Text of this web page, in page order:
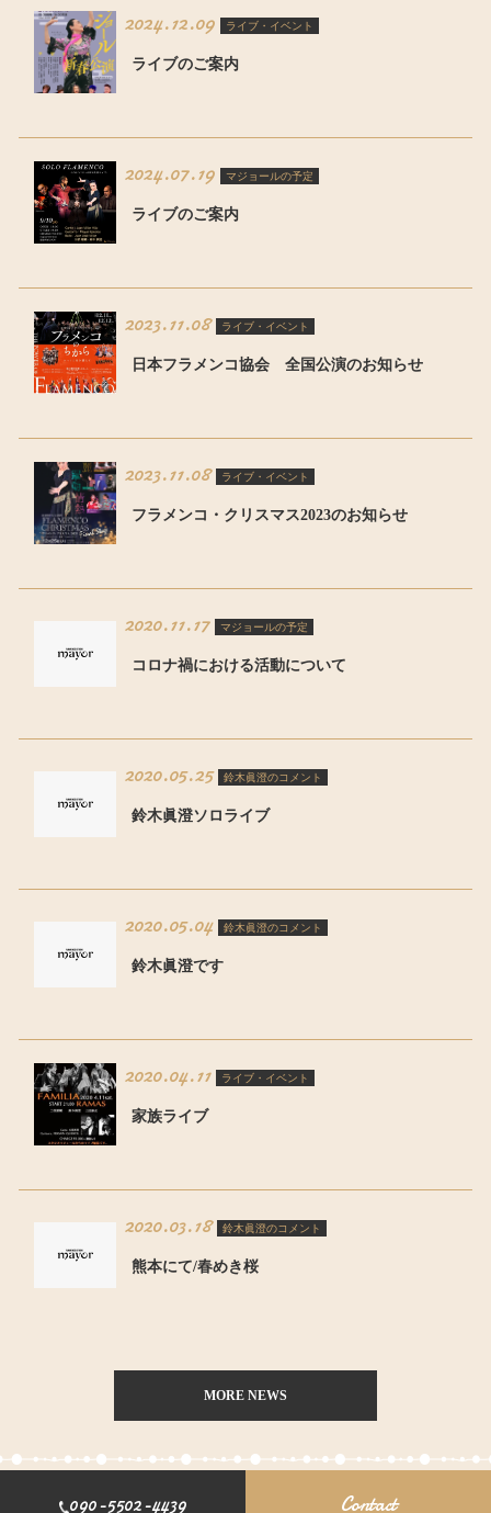
2024.12.09 ライブ・イベント
ライブのご案内
2024.07.19 マジョールの予定
ライブのご案内
2023.11.08 ライブ・イベント
日本フラメンコ協会 全国公演のお知らせ
2023.11.08 ライブ・イベント
フラメンコ・クリスマス2023のお知らせ
2020.11.17 マジョールの予定
コロナ禍における活動について
2020.05.25 鈴木眞澄のコメント
鈴木眞澄ソロライブ
2020.05.04 鈴木眞澄のコメント
鈴木眞澄です
2020.04.11 ライブ・イベント
家族ライブ
2020.03.18 鈴木眞澄のコメント
熊本にて/春めき桜
MORE NEWS
090-5502-4439 Contact